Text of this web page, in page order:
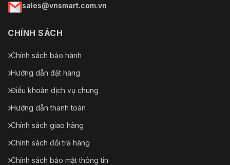
sales@vnsmart.com.vn
CHÍNH SÁCH
Chính sách bảo hành
Hướng dẫn đặt hàng
Điều khoản dịch vụ chung
Hướng dẫn thanh toán
Chính sách giao hàng
Chính sách đổi trả hàng
Chính sách bảo mật thông tin